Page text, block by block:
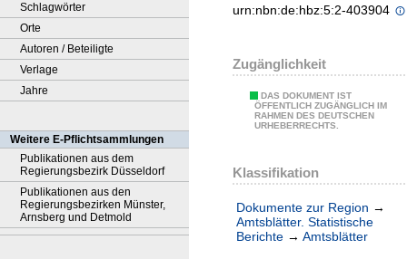
Schlagwörter
Orte
Autoren / Beteiligte
Verlage
Jahre
Weitere E-Pflichtsammlungen
Publikationen aus dem
Regierungsbezirk Düsseldorf
Publikationen aus den
Regierungsbezirken Münster,
Arnsberg und Detmold
urn:nbn:de:hbz:5:2-403904
Zugänglichkeit
DAS DOKUMENT IST
ÖFFENTLICH ZUGÄNGLICH IM
RAHMEN DES DEUTSCHEN
URHEBERRECHTS.
Klassifikation
Dokumente zur Region →
Amtsblätter. Statistische
Berichte → Amtsblätter